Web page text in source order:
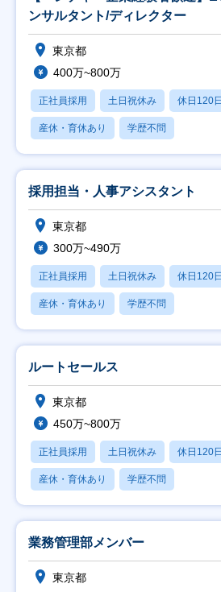
ンサルタント/ディレクター
東京都
400万~800万
正社員採用 土日祝休み 休日120
産休・育休あり 学歴不問
採用担当・人事アシスタント
東京都
300万~490万
正社員採用 土日祝休み 休日120
産休・育休あり 学歴不問
ルートセールス
東京都
450万~800万
正社員採用 土日祝休み 休日120
産休・育休あり 学歴不問
業務管理部メンバー
東京都